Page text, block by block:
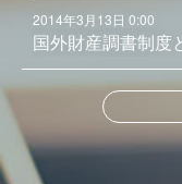
2014年3月13日 0:00
国外財産調書制度